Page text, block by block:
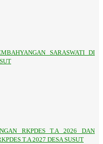
SARASWATI DI
RKPDES T.A 2026 DAN
T.A 2027 DESA SUSUT